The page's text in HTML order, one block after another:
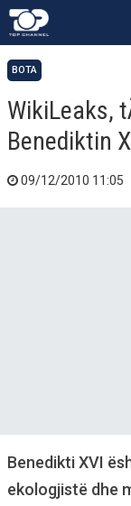
BOTA
WikiLeaks,
Benediktin
09/12/2010 11:05
Benedikti XVI
ekologjistë dhe